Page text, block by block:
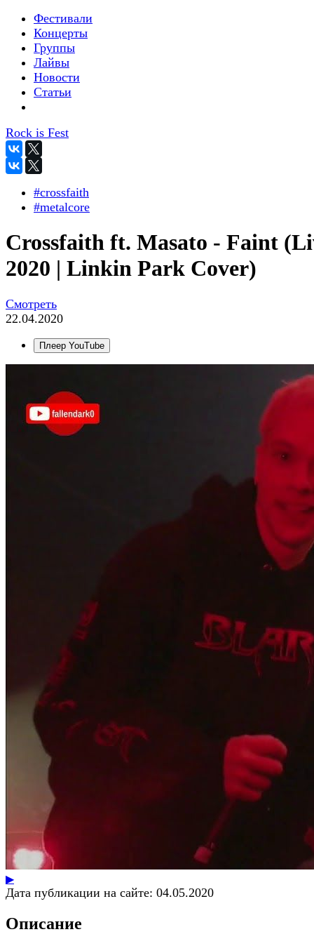
Фестивали
Концерты
Группы
Лайвы
Новости
Статьи
Rock is Fest
#crossfaith
#metalcore
Crossfaith ft. Masato - Faint
2020 | Linkin Park Cover)
Смотреть
22.04.2020
Плеер YouTube
▶
Дата публикации на сайте: 04.05.2020
Описание